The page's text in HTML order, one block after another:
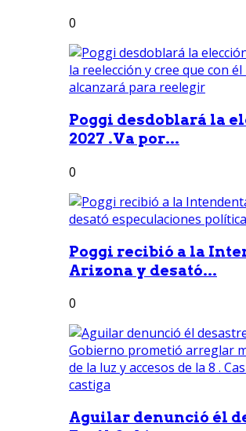
0
Poggi desdoblará la
2027 .Va por...
0
Poggi recibió a la
Arizona y desató...
0
Aguilar denunció él